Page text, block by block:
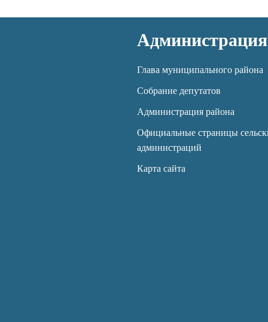
Администрация
Глава муниципального района
Собрание депутатов
Администрация района
Официальные страницы
администраций
Карта сайта